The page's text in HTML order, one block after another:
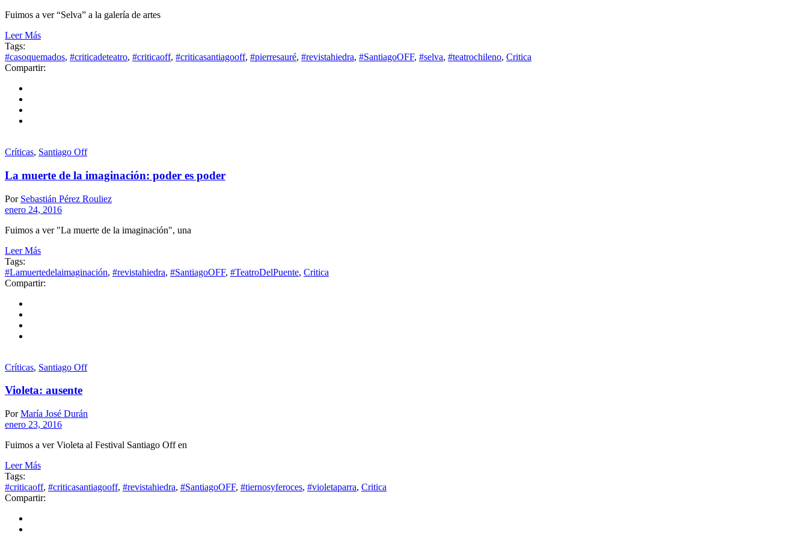
Fuimos a ver “Selva” a la galería de artes
Leer Más
Tags:
#casoquemados, #criticadeteatro, #criticaoff, #criticasantiagooff, #pierresauré, #revistahiedra, #SantiagoOFF, #selva, #teatrochileno, Critica
Compartir:
Críticas, Santiago Off
La muerte de la imaginación: poder es poder
Por Sebastián Pérez Rouliez
enero 24, 2016
Fuimos a ver "La muerte de la imaginación", una
Leer Más
Tags:
#Lamuertedelaimaginación, #revistahiedra, #SantiagoOFF, #TeatroDelPuente, Critica
Compartir:
Críticas, Santiago Off
Violeta: ausente
PorMaría José Durán
enero 23, 2016
Fuimos a ver Violeta al Festival Santiago Off en
Leer Más
Tags:
#criticaoff, #criticasantiagooff, #revistahiedra, #SantiagoOFF, #tiernosyferoces, #violetaparra, Critica
Compartir: